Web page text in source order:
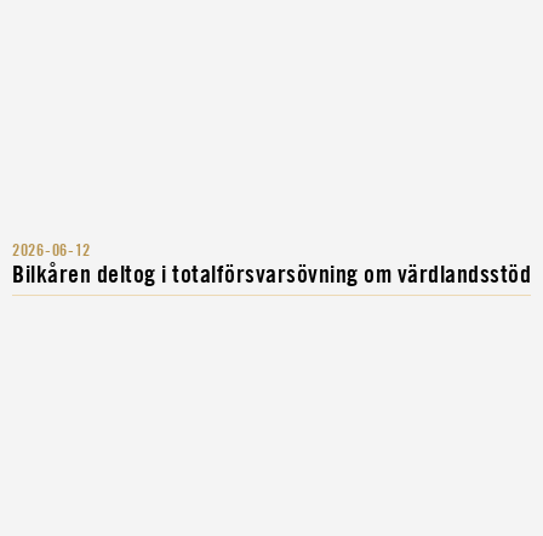
2026-06-12
Bilkåren deltog i totalförsvarsövning om värdlandsstöd